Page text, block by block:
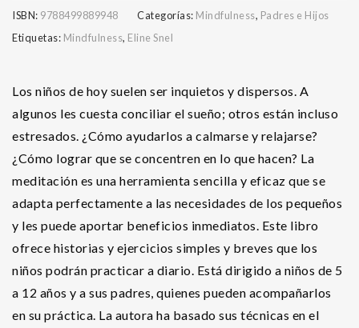
ISBN: 9788499889948 Categorías: Mindfulness, Padres e Hijos
Etiquetas: Mindfulness, Eline Snel
Los niños de hoy suelen ser inquietos y dispersos. A
algunos les cuesta conciliar el sueño; otros están incluso
estresados. ¿Cómo ayudarlos a calmarse y relajarse?
¿Cómo lograr que se concentren en lo que hacen? La
meditación es una herramienta sencilla y eficaz que se
adapta perfectamente a las necesidades de los pequeños
y les puede aportar beneficios inmediatos. Este libro
ofrece historias y ejercicios simples y breves que los
niños podrán practicar a diario. Está dirigido a niños de 5
a 12 años y a sus padres, quienes pueden acompañarlos
en su práctica. La autora ha basado sus técnicas en el